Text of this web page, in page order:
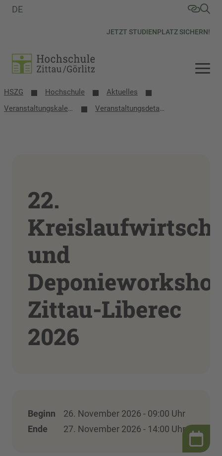
JETZT STUDIENPLATZ SICHERN!
DE
HSZG Hochschule
Aktuelles
Veranstaltungs­kalender
Veranstaltungsdetails
22.
und
Zittau-Liberec
2026
Beginn
26. November 2026 - 09:00 Uhr
Ende
27. November 2026 - 14:00 Uhr